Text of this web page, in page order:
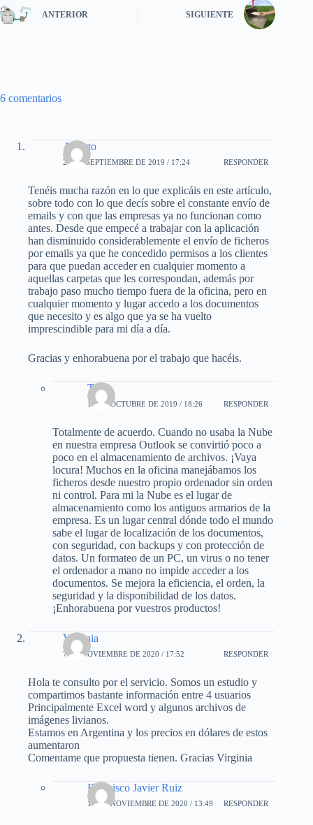
ANTERIOR SIGUIENTE
6 comentarios
Alberto
24 DE SEPTIEMBRE DE 2019 / 17:24 RESPONDER
Tenéis mucha razón en lo que explicáis en este artículo,
sobre todo con lo que decís sobre el constante envío de
emails y con que las empresas ya no funcionan como
antes. Desde que empecé a trabajar con la aplicación
han disminuido considerablemente el envío de ficheros
por emails ya que he concedido permisos a los clientes
para que puedan acceder en cualquier momento a
aquellas carpetas que les correspondan, además por
trabajo paso mucho tiempo fuera de la oficina, pero en
cualquier momento y lugar accedo a los documentos
que necesito y es algo que ya se ha vuelto
imprescindible para mi día a día.
Gracias y enhorabuena por el trabajo que hacéis.
Teo
19 DE OCTUBRE DE 2019 / 18:26 RESPONDER
Totalmente de acuerdo. Cuando no usaba la Nube
en nuestra empresa Outlook se convirtió poco a
poco en el almacenamiento de archivos. ¡Vaya
locura! Muchos en la oficina manejábamos los
ficheros desde nuestro propio ordenador sin orden
ni control. Para mi la Nube es el lugar de
almacenamiento como los antiguos armarios de la
empresa. Es un lugar central dónde todo el mundo
sabe el lugar de localización de los documentos,
con seguridad, con backups y con protección de
datos. Un formateo de un PC, un virus o no tener
el ordenador a mano no impide acceder a los
documentos. Se mejora la eficiencia, el orden, la
seguridad y la disponibilidad de los datos.
¡Enhorabuena por vuestros productos!
Virginia
7 DE NOVIEMBRE DE 2020 / 17:52 RESPONDER
Hola te consulto por el servicio. Somos un estudio y
compartimos bastante información entre 4 usuarios
Principalmente Excel word y algunos archivos de
imágenes livianos.
Estamos en Argentina y los precios en dólares de estos
aumentaron
Comentame que propuesta tienen. Gracias Virginia
Francisco Javier Ruiz
11 DE NOVIEMBRE DE 2020 / 13:49 RESPONDER